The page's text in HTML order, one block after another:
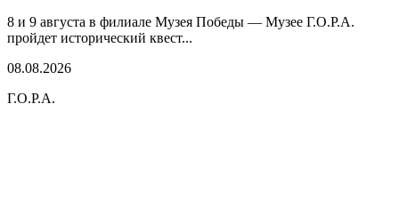
8 и 9 августа в филиале Музея Победы — Музее Г.О.Р.А.
пройдет исторический квест...
08.08.2026
Г.О.Р.А.